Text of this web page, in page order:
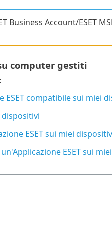
Business Account/ESET
computer gestiti
compatibile sui miei
dispositivi
ESET sui miei
ESET sui